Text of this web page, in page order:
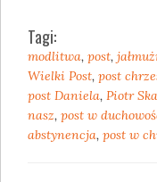
Tagi:
modlitwa, post,
Wielki Post, post
post Daniela, Piotr
nasz, post w
abstynencja, post w